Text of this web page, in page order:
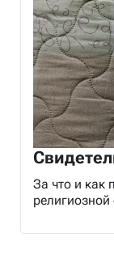
За что и как